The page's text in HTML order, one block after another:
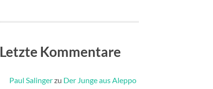
Letzte Kommentare
Paul Salingerzu Der Junge aus Aleppo